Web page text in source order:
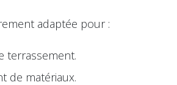
adaptée pour :
terrassement.
de matériaux.